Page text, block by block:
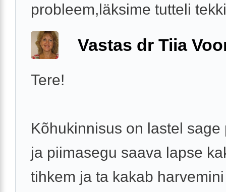
probleem,läksime tutteli
Vastas dr Tiia
Tere!
Kõhukinnisus on lastel sage
ja piimasegu saava lapse
tihkem ja ta kakab